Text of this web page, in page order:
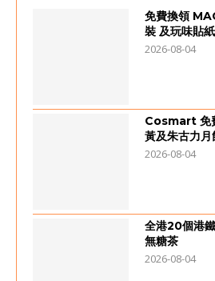
免費換領
裝 及玩味貼
2026-08-04
Cosmart 免
黃及朱古力月
2026-08-04
全港20個港
無糖茶
2026-08-04